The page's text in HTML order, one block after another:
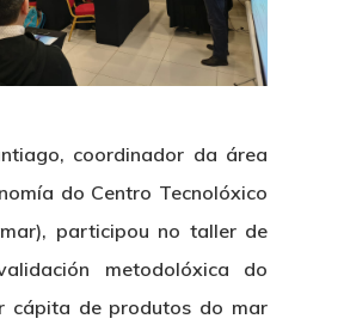
coordinador da área
do Centro Tecnolóxico
participou no taller de
metodolóxica do
cápita de produtos do mar